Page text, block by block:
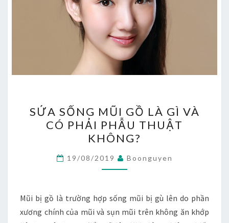
SỐNG
MŨI
GỒ
LÀ
GÌ
CÓ
PHẢI
SỬA SỐNG MŨI GỒ LÀ GÌ VÀ
CÓ PHẢI PHẪU THUẬT
KHÔNG?
19/08/2019 Boonguyen
Mũi bị gồ là trường hợp sống mũi bị gù lên do phần
xương chính của mũi và sụn mũi trên không ăn khớp